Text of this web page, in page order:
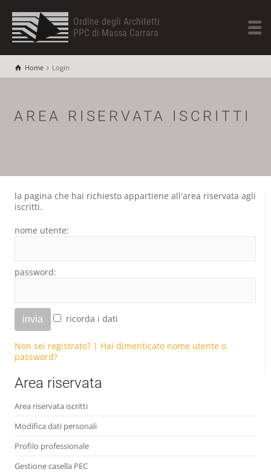
Ordine degli Architetti
PPC di Massa Carrara
Home Login
AREA RISERVATA ISCRITTI
la pagina che hai richiesto appartiene all'area riservata agli
iscritti.
nome utente:
password:
invia ricorda i dati
Non sei registrato? | Hai dimenticato nome utente o
password?
Area riservata
Area riservata iscritti
Modifica dati personali
Profilo professionale
Gestione casella PEC